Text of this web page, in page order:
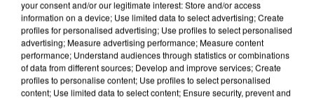
your consent and/or our legitimate interest: Store and/or access
information on a device; Use limited data to select advertising; Create
profiles for personalised advertising; Use profiles to select personalised
advertising; Measure advertising performance; Measure content
performance; Understand audiences through statistics or combinations
of data from different sources; Develop and improve services; Create
profiles to personalise content; Use profiles to select personalised
content; Use limited data to select content; Ensure security, prevent and